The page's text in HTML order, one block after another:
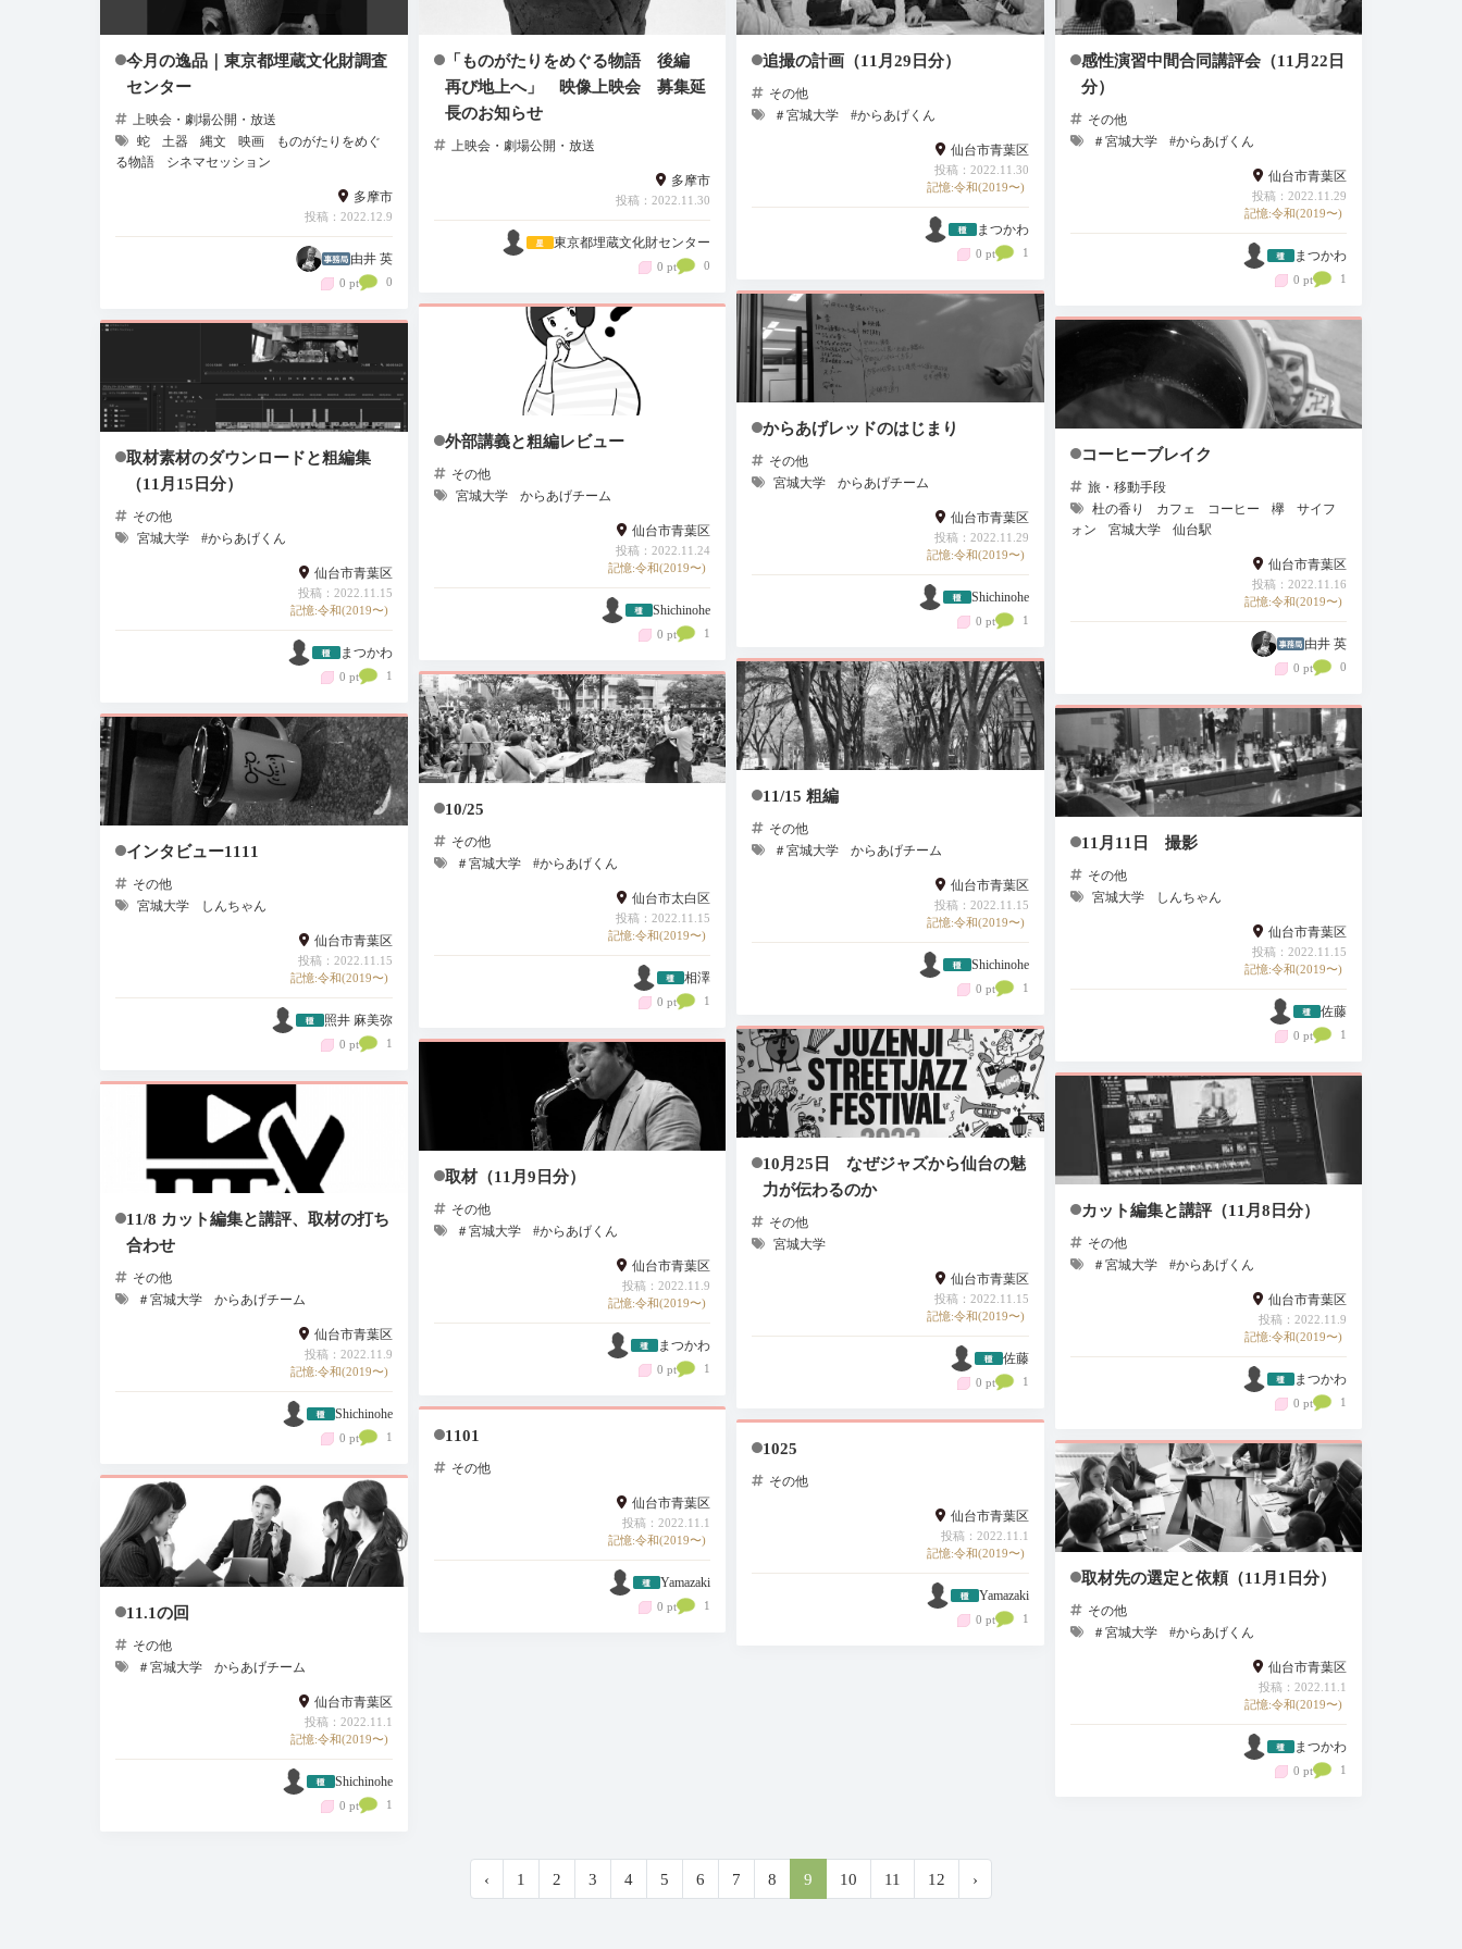
今月の逸品｜東京都埋蔵文化財調査
センター
上映会・劇場公開・放送
蛇
土器 縄文 映画
ものがたりをめぐ
る物語
シネマセッション
多摩市
投稿：2022.12.9
由井 英
0 pt 0
「ものがたりをめぐる物語 後編
再び地上へ」 映像上映会 募集延
長のお知らせ
上映会・劇場公開・放送
多摩市
投稿：2022.11.30
東京都埋蔵文化財センター
0 pt 0
追撮の計画（11月29日分）
その他
＃宮城大学
#からあげくん
仙台市青葉区
投稿：2022.11.30
記憶:令和(2019〜)
まつかわ
0 pt 1
感性演習中間合同講評会（11月22日
分）
その他
＃宮城大学
#からあげくん
仙台市青葉区
投稿：2022.11.29
記憶:令和(2019〜)
まつかわ
0 pt 1
からあげレッドのはじまり
その他
宮城大学
からあげチーム
仙台市青葉区
投稿：2022.11.29
記憶:令和(2019〜)
Shichinohe
0 pt 1
外部講義と粗編レビュー
その他
宮城大学
からあげチーム
仙台市青葉区
投稿：2022.11.24
記憶:令和(2019〜)
Shichinohe
0 pt 1
コーヒーブレイク
旅・移動手段
杜の香り
カフェ コーヒー 欅
サイフ
ォン
宮城大学 仙台駅
仙台市青葉区
投稿：2022.11.16
記憶:令和(2019〜)
由井 英
0 pt 0
取材素材のダウンロードと粗編集
（11月15日分）
その他
宮城大学
#からあげくん
仙台市青葉区
投稿：2022.11.15
記憶:令和(2019〜)
まつかわ
0 pt 1
11/15 粗編
その他
＃宮城大学
からあげチーム
仙台市青葉区
投稿：2022.11.15
記憶:令和(2019〜)
Shichinohe
0 pt 1
10/25
その他
＃宮城大学
#からあげくん
仙台市太白区
投稿：2022.11.15
記憶:令和(2019〜)
相澤
0 pt 1
11月11日 撮影
その他
宮城大学
しんちゃん
仙台市青葉区
投稿：2022.11.15
記憶:令和(2019〜)
佐藤
0 pt 1
インタビュー1111
その他
宮城大学
しんちゃん
仙台市青葉区
投稿：2022.11.15
記憶:令和(2019〜)
照井 麻美弥
0 pt 1
10月25日 なぜジャズから仙台の魅
力が伝わるのか
その他
宮城大学
仙台市青葉区
投稿：2022.11.15
記憶:令和(2019〜)
佐藤
0 pt 1
取材（11月9日分）
その他
＃宮城大学
#からあげくん
仙台市青葉区
投稿：2022.11.9
記憶:令和(2019〜)
まつかわ
0 pt 1
カット編集と講評（11月8日分）
その他
＃宮城大学
#からあげくん
仙台市青葉区
投稿：2022.11.9
記憶:令和(2019〜)
まつかわ
0 pt 1
11/8 カット編集と講評、取材の打ち
合わせ
その他
＃宮城大学
からあげチーム
仙台市青葉区
投稿：2022.11.9
記憶:令和(2019〜)
Shichinohe
0 pt 1 1101
その他
仙台市青葉区
投稿：2022.11.1
記憶:令和(2019〜)
Yamazaki
0 pt 1
1025
その他
仙台市青葉区
投稿：2022.11.1
記憶:令和(2019〜)
Yamazaki
0 pt 1
取材先の選定と依頼（11月1日分）
その他
＃宮城大学
#からあげくん
仙台市青葉区
投稿：2022.11.1
記憶:令和(2019〜)
まつかわ
0 pt 1
11.1の回
その他
＃宮城大学
からあげチーム
仙台市青葉区
投稿：2022.11.1
記憶:令和(2019〜)
Shichinohe
0 pt 1
‹ 1 2 3 4 5 6 7 8 9 10 11 12 ›